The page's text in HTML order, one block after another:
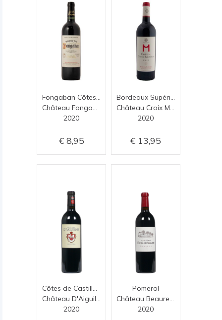
2020
8,95
2020
13,95
2020
Pomerol
2020